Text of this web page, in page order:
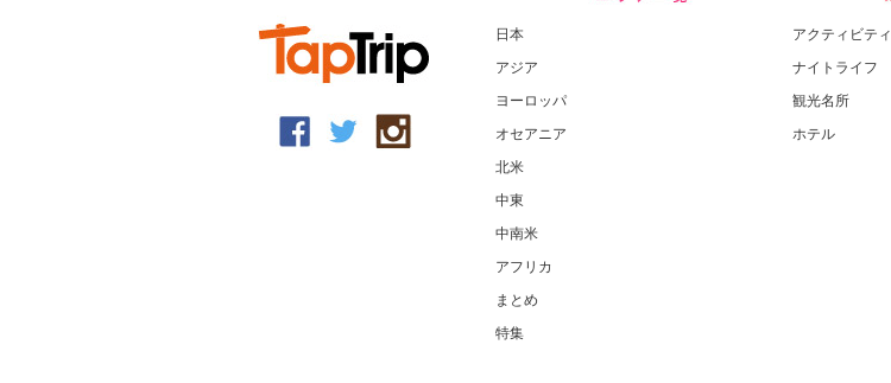
日本
アジア
ヨーロッパ
オセアニア
北米
中東
中南米
アフリカ
まとめ
特集
アクティビティ
ナイトライフ
観光名所
ホテル